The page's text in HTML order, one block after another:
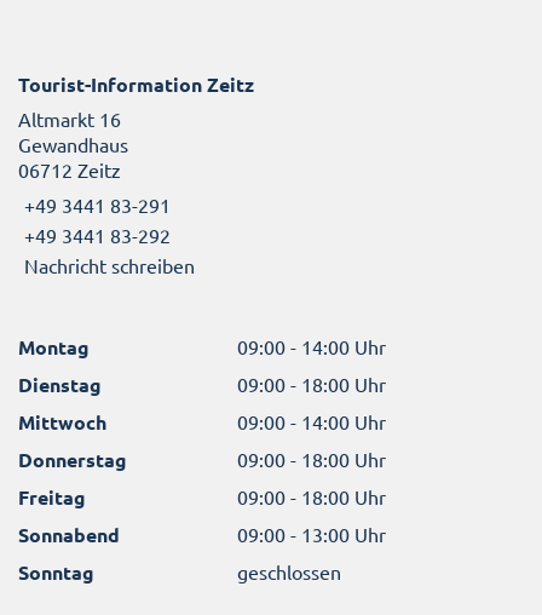
Tourist-Information Zeitz
Altmarkt 16
Gewandhaus
06712 Zeitz
+49 3441 83-291
+49 3441 83-292
Nachricht schreiben
Montag 09:00 - 14:00 Uhr
Dienstag 09:00 - 18:00 Uhr
Mittwoch 09:00 - 14:00 Uhr
Donnerstag 09:00 - 18:00 Uhr
Freitag 09:00 - 18:00 Uhr
Sonnabend 09:00 - 13:00 Uhr
Sonntag geschlossen